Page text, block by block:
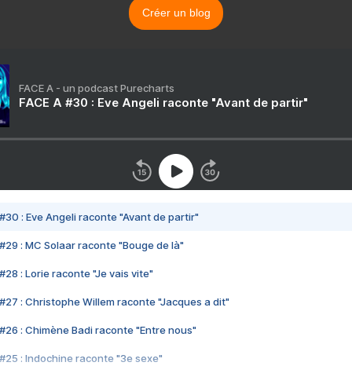
Créer un blog
FACE A - un podcast Purecharts
FACE A #30 : Eve Angeli raconte "Avant de partir"
#30 : Eve Angeli raconte "Avant de partir"
#29 : MC Solaar raconte "Bouge de là"
#28 : Lorie raconte "Je vais vite"
#27 : Christophe Willem raconte "Jacques a dit"
#26 : Chimène Badi raconte "Entre nous"
#25 : Indochine raconte "3e sexe"